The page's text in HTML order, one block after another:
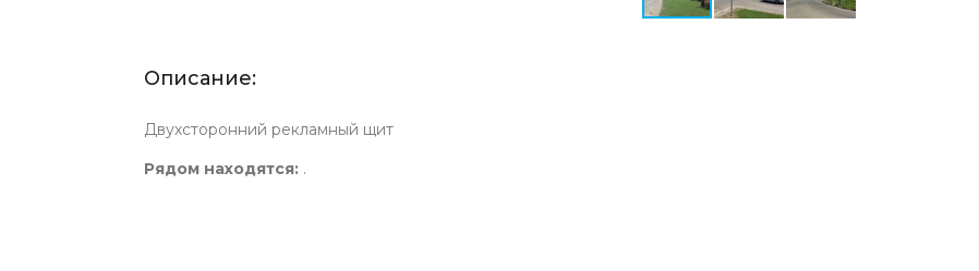
Описание:
Двухсторонний рекламный щит
Рядом находятся: .